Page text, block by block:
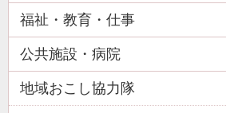
福祉・教育・仕事
公共施設・病院
地域おこし協力隊